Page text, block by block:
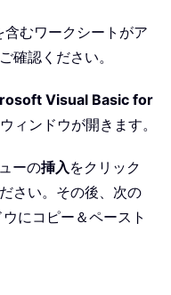
むワークシートがア
確認ください。
Visual Basic for
ィンドウが開きます。
ーの挿入をクリック
さい。その後、次の
にコピー＆ペースト